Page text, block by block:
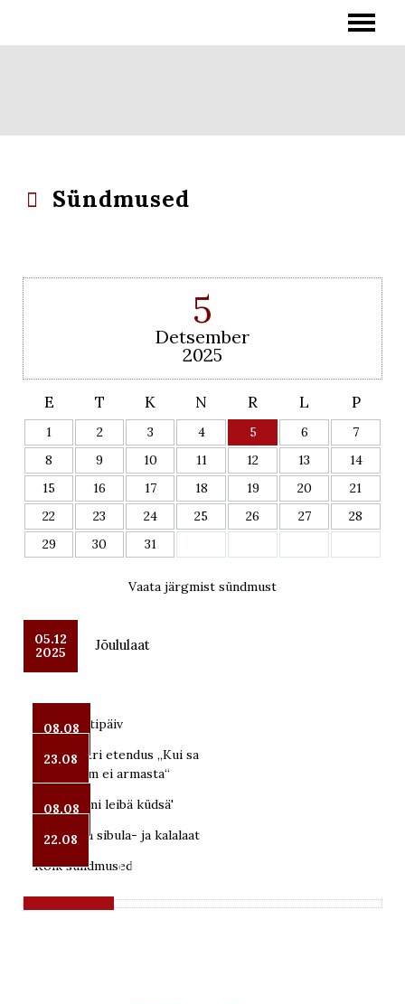
Sündmused
5
Detsember
2025
E T K N R L P
1 2 3 4 5 6
7
8
9 10 11 12 13
14
15
16 17 18 19 20
21
22
23 24 25 26 27
28
29
30 31
Vaata järgmist sündmust
05.12
2025
Jõululaat
08.08
Seto Kostipäiv
23.08
OUT teatri etendus „Kui sa
mind enam ei armasta“
08.08
Leeloga mi leibä küdsä'
22.08
Lüübnitsa sibula- ja kalalaat

Kõik sündmused